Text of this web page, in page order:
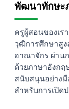
พัฒนาทักษะ
ครูผู้สอนของเร
วุฒิการศึกษาสู
อาณาจักร ผ่าน
ด้วยภาษาอังกฤ
สนับสนุนอย่าง
สำหรับการเปิด